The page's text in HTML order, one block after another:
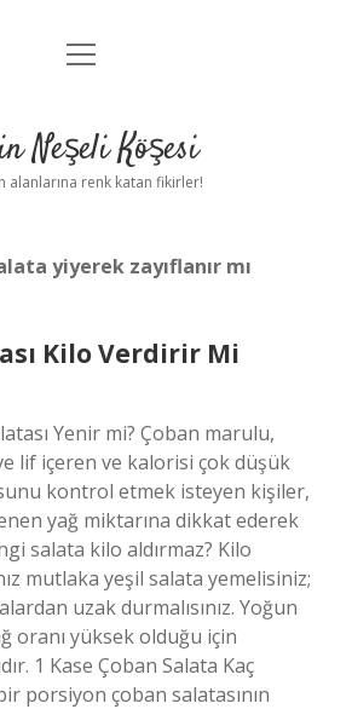
Anasayfa
Yasal Uyarı
menüyü
Neşeli Köşesi
alanlarına renk katan fikirler!
yiyerek zayıflanır mı
Kilo Verdirir Mi
Yenir mi? Çoban marulu,
lif içeren ve kalorisi çok düşük
kontrol etmek isteyen kişiler,
yağ miktarına dikkat ederek
salata kilo aldırmaz? Kilo
mutlaka yeşil salata yemelisiniz;
uzak durmalısınız. Yoğun
oranı yüksek olduğu için
1 Kase Çoban Salata Kaç
porsiyon çoban salatasının